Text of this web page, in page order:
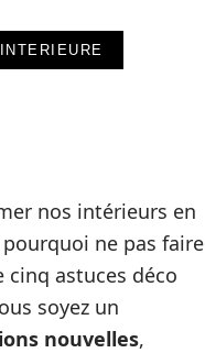
nos intérieurs en
ne pas faire
cinq astuces déco
soyez un
nouvelles,